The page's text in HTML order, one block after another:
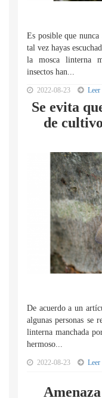
Es posible que nunca
tal vez hayas
la mosca linterna
insectos han...
2022-08-23 Leer
Se evita
de
De acuerdo a un
algunas personas se
linterna manchada
hermoso...
2022-08-23 Leer